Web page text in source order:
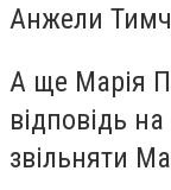
Анжели
А ще Марія
відповідь
звільняти